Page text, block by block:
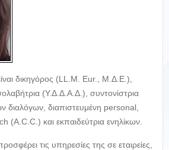
δικηγόρος (LL.M. Eur., Μ.Δ.Ε.),
(Υ.Δ.Δ.Α.Δ.), συντονίστρια
διαλόγων, διαπιστευμένη personal,
(A.C.C.) και εκπαιδεύτρια ενηλίκων.
τις υπηρεσίες της σε εταιρείες,